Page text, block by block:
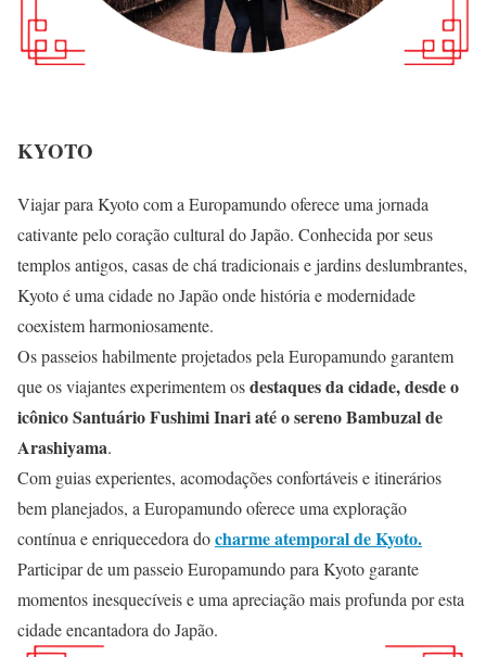
KYOTO
Viajar para Kyoto com a Europamundo oferece uma jornada
cativante pelo coração cultural do Japão. Conhecida por seus
templos antigos, casas de chá tradicionais e jardins deslumbrantes,
Kyoto é uma cidade no Japão onde história e modernidade
coexistem harmoniosamente.
Os passeios habilmente projetados pela Europamundo garantem
que os viajantes experimentem osdestaques da cidade, desde o
icônico Santuário Fushimi Inari até o sereno Bambuzal de
Arashiyama.
Com guias experientes, acomodações confortáveis e itinerários
bem planejados, a Europamundo oferece uma exploração
contínua e enriquecedora docharme atemporal de Kyoto.
Participar de um passeio Europamundo para Kyoto garante
momentos inesquecíveis e uma apreciação mais profunda por esta
cidade encantadora do Japão.